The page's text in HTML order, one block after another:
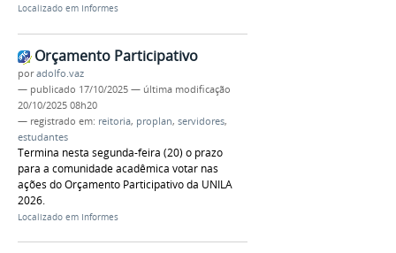
Localizado em Informes
Orçamento Participativo
poradolfo.vaz
— publicado 17/10/2025 — última modificação
20/10/2025 08h20
— registrado em: reitoria, proplan, servidores,
estudantes
Termina nesta segunda-feira (20) o prazo
para a comunidade acadêmica votar nas
ações do Orçamento Participativo da UNILA
2026.
Localizado em Informes